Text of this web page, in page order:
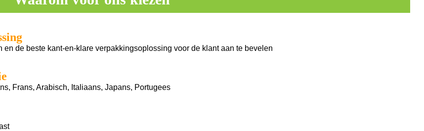
de beste kant-en-klare verpakkingsoplossing voor de klant aan te bevelen
Frans, Arabisch, Italiaans, Japans, Portugees